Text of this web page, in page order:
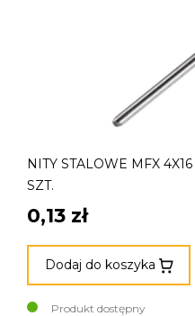
NITY STALOWE MFX
SZT.
0,13 zł
Dodaj do koszyka
Produkt dostępny